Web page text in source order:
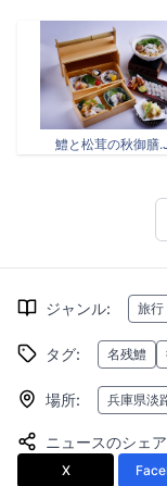
鱧と松茸の秋御膳
ジャンル: 旅行
タグ: 名残鱧
場所: 兵庫県淡
ニュースのシェア
X